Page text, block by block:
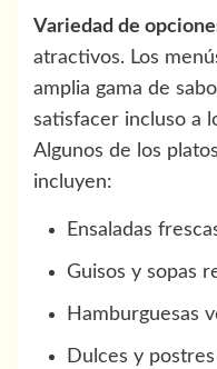
Variedad de
atractivos. Los
amplia gama de
satisfacer incluso a
Algunos de los
incluyen:
Ensaladas
Guisos y sopas
Hamburguesas
Dulces y